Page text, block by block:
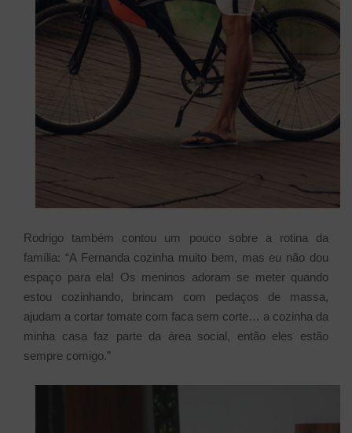
Rodrigo também contou um pouco sobre a rotina da
família: “A Fernanda cozinha muito bem, mas eu não dou
espaço para ela! Os meninos adoram se meter quando
estou cozinhando, brincam com pedaços de massa,
ajudam a cortar tomate com faca sem corte… a cozinha da
minha casa faz parte da área social, então eles estão
sempre comigo.”